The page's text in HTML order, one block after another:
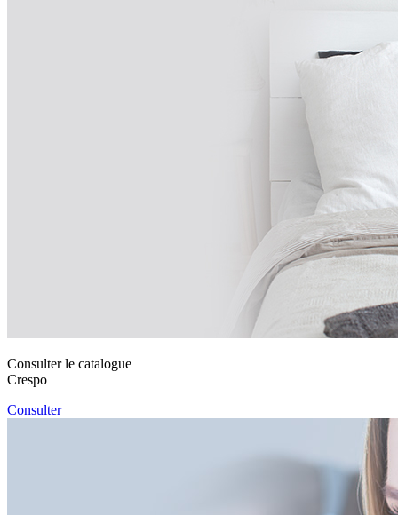
Consulter le catalogue
Crespo
Consulter